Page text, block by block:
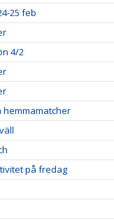
25 feb
4/2
hemmamatcher
på fredag